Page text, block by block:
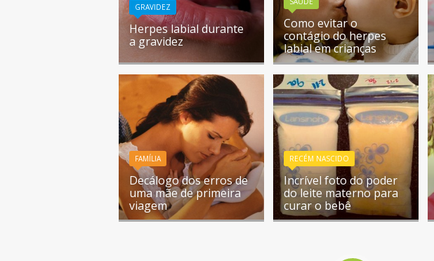
GRAVIDEZ
Herpes labial durante
a gravidez
Como evitar o
contágio do herpes
labial em crianças
FAMÍLIA
Decálogo dos erros de
uma mãe de primeira
viagem
RECÉM NASCIDO
Incrível foto do poder
do leite materno para
curar o bebê